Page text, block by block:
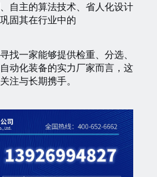
自主的算法技术、省人化设计
固其在行业中的
找一家能够提供检重、分选、
动化装备的实力厂家而言，这
注与长期携手。